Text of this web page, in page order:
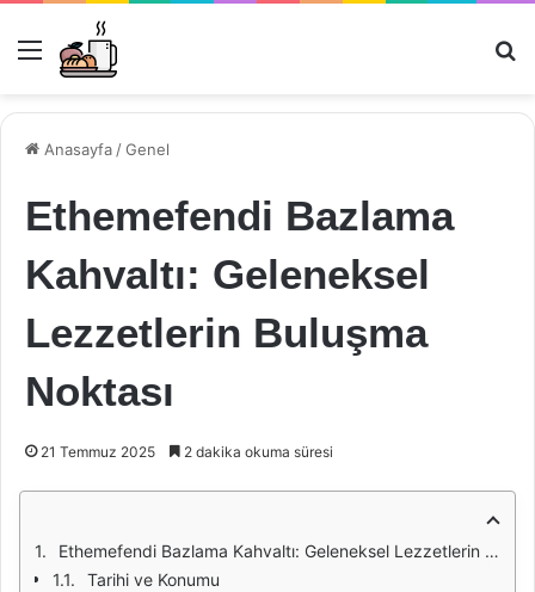
Menü
Anasayfa /Genel
Ethemefendi Bazlama
Kahvaltı: Geleneksel
Lezzetlerin Buluşma
Noktası
21 Temmuz 2025 2 dakika okuma süresi
Ethemefendi Bazlama Kahvaltı: Geleneksel Lezzetlerin Buluşma Noktası
Tarihi ve Konumu